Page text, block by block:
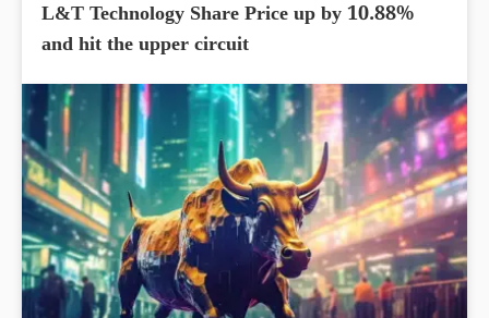
L&T Technology Share Price up by 10.88%
and hit the upper circuit